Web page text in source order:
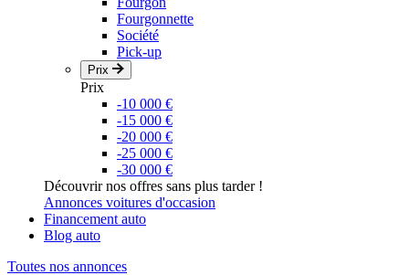
Fourgonnette
Société
Pick-up
Prix
Prix
-10 000 €
-15 000 €
-20 000 €
-25 000 €
-30 000 €
Découvrir nos offres sans plus tarder !
Annonces voitures d'occasion
Financement auto
Blog auto
Toutes nos annonces